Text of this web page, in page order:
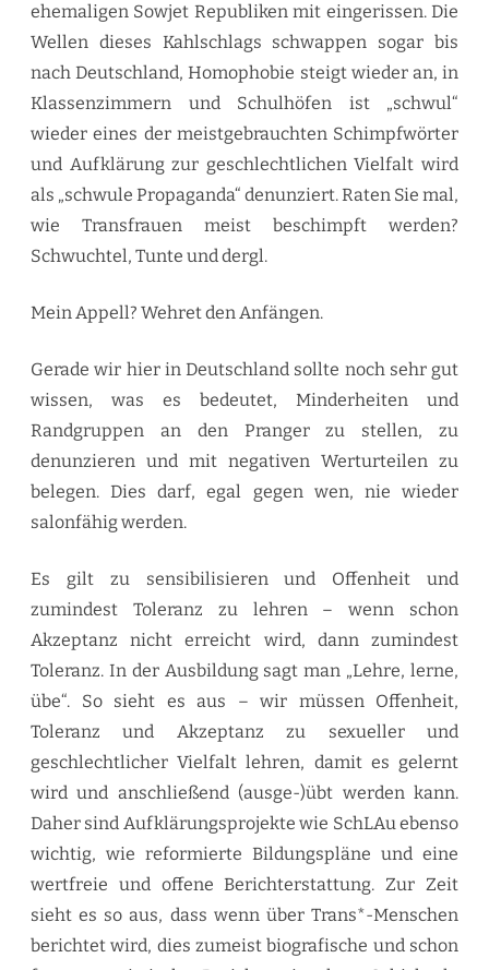
ehemaligen Sowjet Republiken mit eingerissen. Die
Wellen dieses Kahlschlags schwappen sogar bis
nach Deutschland, Homophobie steigt wieder an, in
Klassenzimmern und Schulhöfen ist „schwul“
wieder eines der meistgebrauchten Schimpfwörter
und Aufklärung zur geschlechtlichen Vielfalt wird
als „schwule Propaganda“ denunziert. Raten Sie mal,
wie Transfrauen meist beschimpft werden?
Schwuchtel, Tunte und dergl.
Mein Appell? Wehret den Anfängen.
Gerade wir hier in Deutschland sollte noch sehr gut
wissen, was es bedeutet, Minderheiten und
Randgruppen an den Pranger zu stellen, zu
denunzieren und mit negativen Werturteilen zu
belegen. Dies darf, egal gegen wen, nie wieder
salonfähig werden.
Es gilt zu sensibilisieren und Offenheit und
zumindest Toleranz zu lehren – wenn schon
Akzeptanz nicht erreicht wird, dann zumindest
Toleranz. In der Ausbildung sagt man „Lehre, lerne,
übe“. So sieht es aus – wir müssen Offenheit,
Toleranz und Akzeptanz zu sexueller und
geschlechtlicher Vielfalt lehren, damit es gelernt
wird und anschließend (ausge-)übt werden kann.
Daher sind Aufklärungsprojekte wie SchLAu ebenso
wichtig, wie reformierte Bildungspläne und eine
wertfreie und offene Berichterstattung. Zur Zeit
sieht es so aus, dass wenn über Trans*-Menschen
berichtet wird, dies zumeist biografische und schon